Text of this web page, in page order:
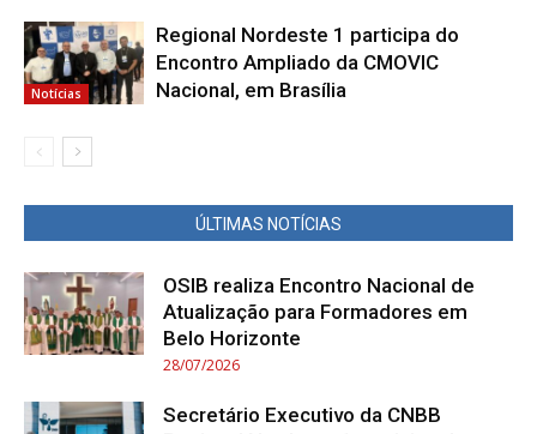
Notícias
Regional Nordeste 1 participa do
Encontro Ampliado da CMOVIC
Nacional, em Brasília
ÚLTIMAS NOTÍCIAS
OSIB realiza Encontro Nacional de
Atualização para Formadores em
Belo Horizonte
28/07/2026
Secretário Executivo da CNBB